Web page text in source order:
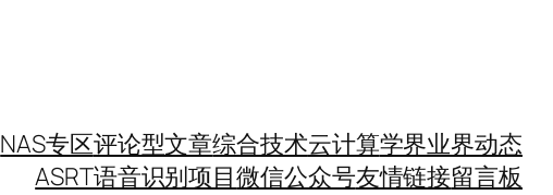
NAS专区评论型文章综合技术云计算学界业界动态
ASRT语音识别项目微信公众号友情链接留言板